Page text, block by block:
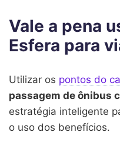
Vale a pena
Esfera para
Utilizar os pontos do
passagem de ônibus
estratégia inteligente
o uso dos benefícios.